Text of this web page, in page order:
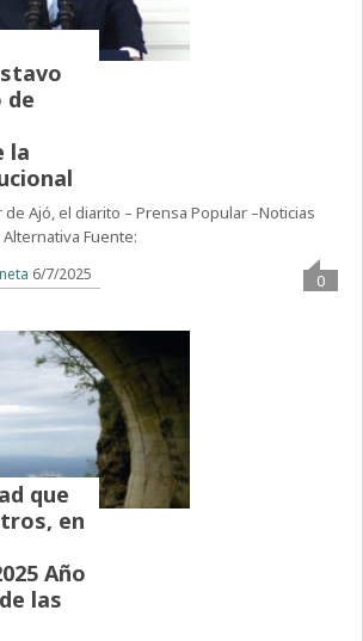
de
la
Ajó, el diarito – Prensa Popular –Noticias
Fuente:
6/7/2025 0
que
en
Año
las